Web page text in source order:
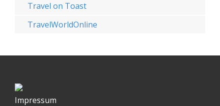
Travel on Toast
TravelWorldOnline
Impressum